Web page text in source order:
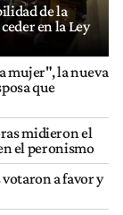
de la
en la Ley
mujer", la nueva
que
midieron el
el peronismo
votaron a favor y